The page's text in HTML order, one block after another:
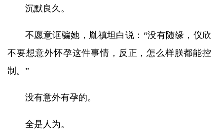
沉默良久。
不愿意诓骗她，胤禛坦白说：“没有随缘，仪欣
不要想意外怀孕这件事情，反正，怎么样朕都能控
制。”
没有意外有孕的。
全是人为。